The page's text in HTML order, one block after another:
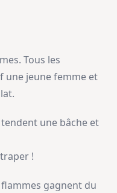
Tous les
une jeune femme et
tendent une bâche et
!
gagnent du